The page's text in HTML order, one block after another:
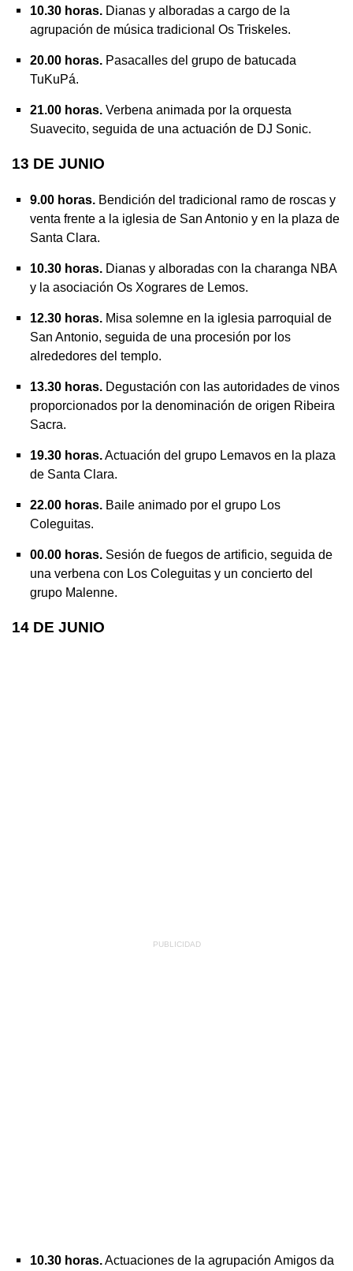
10.30 horas.Dianas y alboradas a cargo de la
agrupación de música tradicional Os Triskeles.
20.00 horas.Pasacalles del grupo de batucada
TuKuPá.
21.00 horas.Verbena animada por la orquesta
Suavecito, seguida de una actuación de DJ Sonic.
13 DE JUNIO
9.00 horas.Bendición del tradicional ramo de roscas y
venta frente a la iglesia de San Antonio y en la plaza de
Santa Clara.
10.30 horas.Dianas y alboradas con la charanga NBA
y la asociación Os Xograres de Lemos.
12.30 horas.Misa solemne en la iglesia parroquial de
San Antonio, seguida de una procesión por los
alrededores del templo.
13.30 horas.Degustación con las autoridades de vinos
proporcionados por la denominación de origen Ribeira
Sacra.
19.30 horas.Actuación del grupo Lemavos en la plaza
de Santa Clara.
22.00 horas.Baile animado por el grupo Los
Coleguitas.
00.00 horas.Sesión de fuegos de artificio, seguida de
una verbena con Los Coleguitas y un concierto del
grupo Malenne.
14 DE JUNIO
10.30 horas.Actuaciones de la agrupación Amigos da